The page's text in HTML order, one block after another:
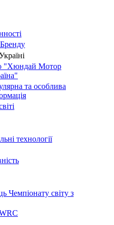
"Хюндай Мотор
та особлива
технології
Чемпіонату світу з